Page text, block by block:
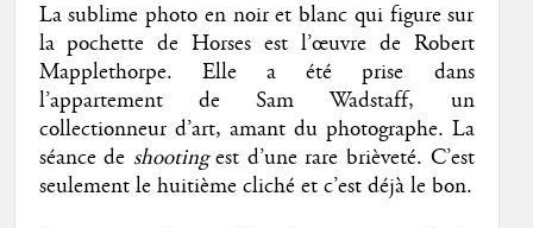
La sublime photo en noir et blanc qui figure sur
la pochette de Horses est l’œuvre de Robert
Mapplethorpe. Elle a été prise dans
l’appartement de Sam Wadstaff, un
collectionneur d’art, amant du photographe. La
séance de shootingest d’une rare brièveté. C’est
seulement le huitième cliché et c’est déjà le bon.